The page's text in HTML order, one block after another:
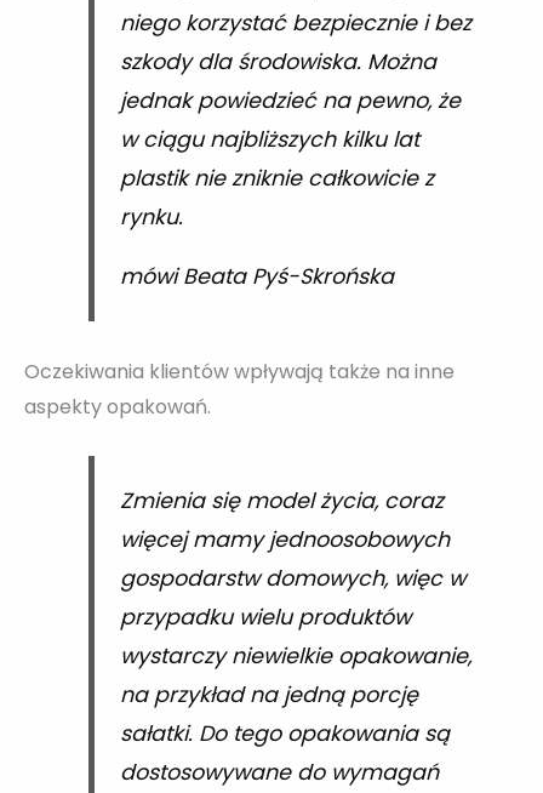
niego korzystać bezpiecznie i bez
szkody dla środowiska. Można
jednak powiedzieć na pewno, że
w ciągu najbliższych kilku lat
plastik nie zniknie całkowicie z
rynku.
mówi Beata Pyś-Skrońska
Oczekiwania klientów wpływają także na inne
aspekty opakowań.
Zmienia się model życia, coraz
więcej mamy jednoosobowych
gospodarstw domowych, więc w
przypadku wielu produktów
wystarczy niewielkie opakowanie,
na przykład na jedną porcję
sałatki. Do tego opakowania są
dostosowywane do wymagań